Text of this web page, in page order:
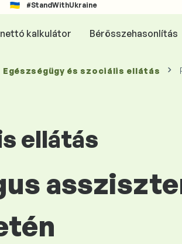
#StandWithUkraine
kalkulátor Bérösszehasonlítás
Egészségügy és szociális ellátás
ellátás